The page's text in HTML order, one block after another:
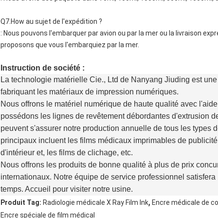
Q7.How au sujet de l'expédition ?
: Nous pouvons l'embarquer par avion ou par la mer ou la livraison
proposons que vous l'embarquiez par la mer.
Instruction de société :
La technologie matérielle Cie., Ltd de Nanyang Jiuding est
fabriquant les matériaux de impression numériques.
Nous offrons le matériel numérique de haute qualité avec
possédons les lignes de revêtement débordantes d'extrusion
peuvent s'assurer notre production annuelle de tous les types
principaux incluent les films médicaux imprimables de
d'intérieur et, les films de clichage, etc.
Nous offrons les produits de bonne qualité à plus de prix
internationaux. Notre équipe de service professionnel
temps. Accueil pour visiter notre usine.
Produit Tag: Radiologie médicale X Ray Film Ink, Encre médicale de
Encre spéciale de film médical